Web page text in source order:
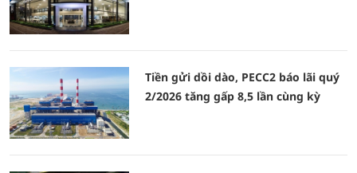
Tiền gửi dồi dào, PECC2 báo lãi quý
2/2026 tăng gấp 8,5 lần cùng kỳ